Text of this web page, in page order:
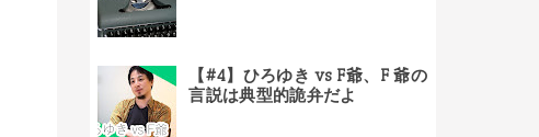
【#4】ひろゆき vs F爺、F 爺の
言説は典型的詭弁だよ